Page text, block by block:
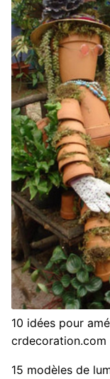
10 idées pour
crdecoration.com
15 modèles de